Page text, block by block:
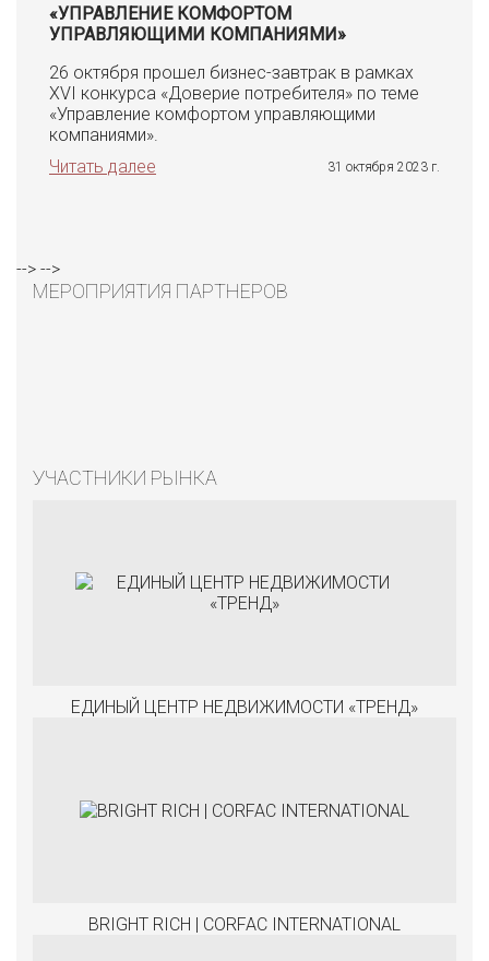
«УПРАВЛЕНИЕ КОМФОРТОМ
УПРАВЛЯЮЩИМИ КОМПАНИЯМИ»
26 октября прошел бизнес-завтрак в рамках
XVI конкурса «Доверие потребителя» по теме
«Управление комфортом управляющими
компаниями».
Читать далее
31 октября 2023 г.
--> -->
МЕРОПРИЯТИЯ ПАРТНЕРОВ
УЧАСТНИКИ РЫНКА
ЕДИНЫЙ ЦЕНТР НЕДВИЖИМОСТИ «ТРЕНД»
BRIGHT RICH | CORFAC INTERNATIONAL